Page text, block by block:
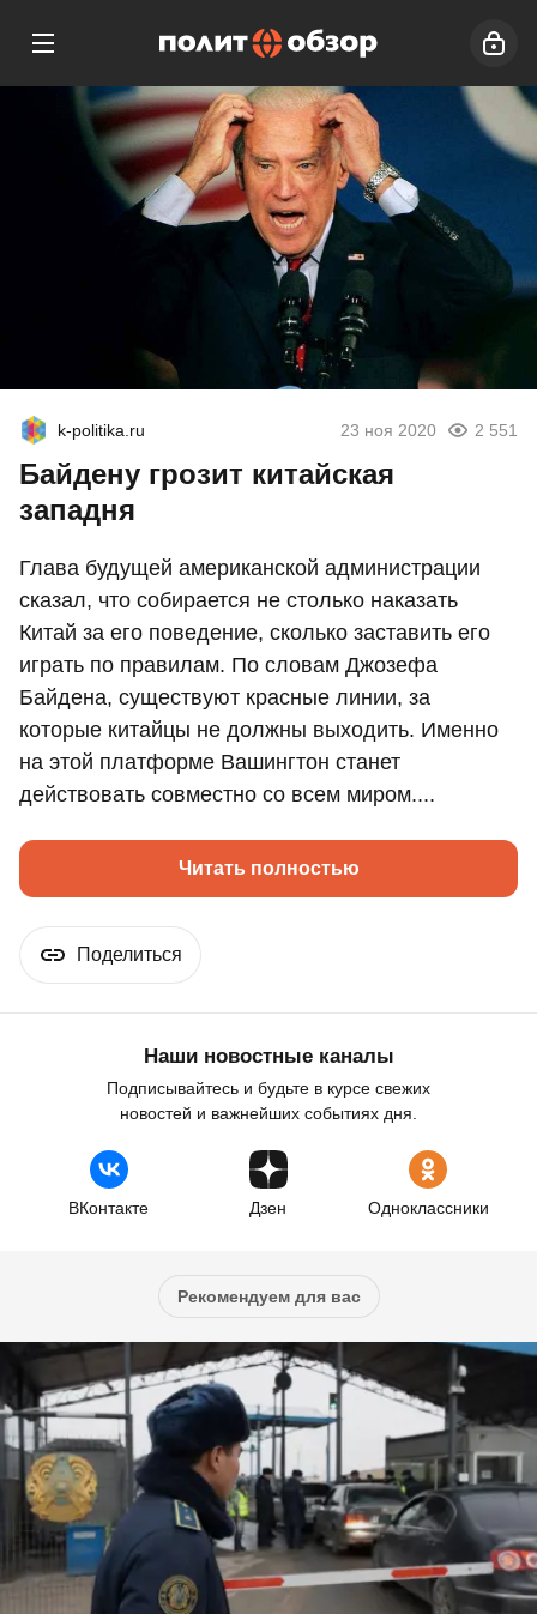
k-politika.ru 23 ноя 2020 2 551
Байдену грозит китайская
западня
Глава будущей американской администрации
сказал, что собирается не столько наказать
Китай за его поведение, сколько заставить его
играть по правилам. По словам Джозефа
Байдена, существуют красные линии, за
которые китайцы не должны выходить. Именно
на этой платформе Вашингтон станет
действовать совместно со всем миром....
Читать полностью
Поделиться
Наши новостные каналы
Подписывайтесь и будьте в курсе свежих
новостей и важнейших событиях дня.
ВКонтакте Дзен Одноклассники
Рекомендуем для вас